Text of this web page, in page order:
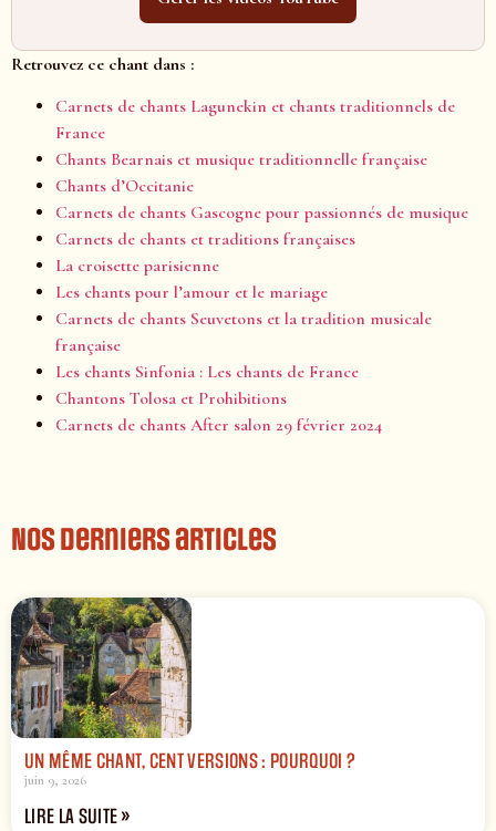
Retrouvez ce chant dans :
Carnets de chants Lagunekin et chants traditionnels de
France
Chants Bearnais et musique traditionnelle française
Chants d’Occitanie
Carnets de chants Gascogne pour passionnés de musique
Carnets de chants et traditions françaises
La croisette parisienne
Les chants pour l’amour et le mariage
Carnets de chants Seuvetons et la tradition musicale
française
Les chants Sinfonia : Les chants de France
Chantons Tolosa et Prohibitions
Carnets de chants After salon 29 février 2024
Nos derniers articles
UN MÊME CHANT, CENT VERSIONS : POURQUOI ?
juin 9, 2026
LIRE LA SUITE »